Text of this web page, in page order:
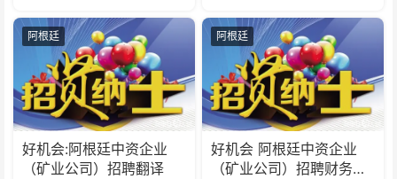
阿根廷
好机会:阿根廷中资企业
（矿业公司）招聘翻译
阿根廷
好机会 阿根廷中资企业
（矿业公司）招聘财务人